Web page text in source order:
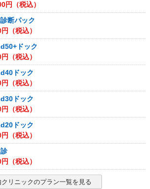
円（税込）
断パック
円（税込）
ドック
円（税込）
ドック
円（税込）
ドック
円（税込）
ドック
円（税込）
円（税込）
リニックのプラン一覧を見る